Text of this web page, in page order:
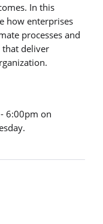
In this
how enterprises
processes and
that deliver
6:00pm on